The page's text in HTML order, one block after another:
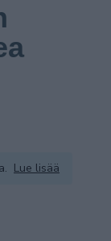
Lue lisää